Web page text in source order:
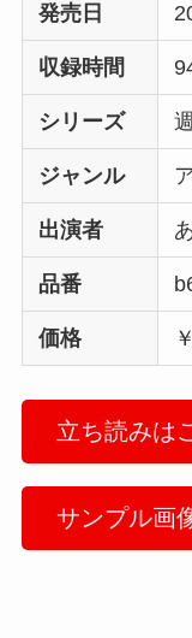
発売日
収録時間
シリーズ
ジャンル
出演者
品番
価格
立ち読みは
サンプル画